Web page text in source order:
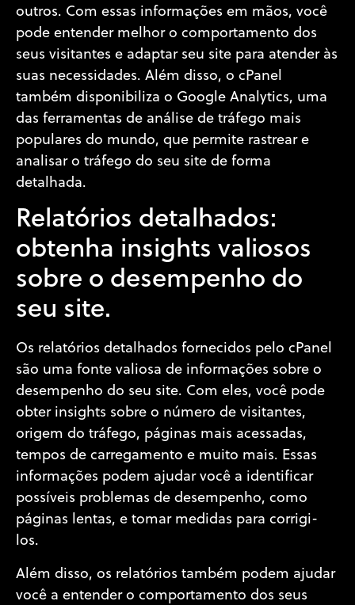
outros. Com essas informações em mãos, você
pode entender melhor o comportamento dos
seus visitantes e adaptar seu site para atender às
suas necessidades. Além disso, o cPanel
também disponibiliza o Google Analytics, uma
das ferramentas de análise de tráfego mais
populares do mundo, que permite rastrear e
analisar o tráfego do seu site de forma
detalhada.
Relatórios detalhados:
obtenha insights valiosos
sobre o desempenho do
seu site.
Os relatórios detalhados fornecidos pelo cPanel
são uma fonte valiosa de informações sobre o
desempenho do seu site. Com eles, você pode
obter insights sobre o número de visitantes,
origem do tráfego, páginas mais acessadas,
tempos de carregamento e muito mais. Essas
informações podem ajudar você a identificar
possíveis problemas de desempenho, como
páginas lentas, e tomar medidas para corrigi-
los.
Além disso, os relatórios também podem ajudar
você a entender o comportamento dos seus